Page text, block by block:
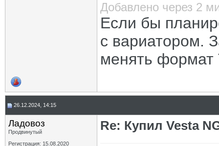
Добавлено через 2
Если бы
с вариатором.
менять формат
26.12.2024, 14:15
Ладовоз
Продвинутый
Регистрация: 15.08.2020
Re: Купил Vesta